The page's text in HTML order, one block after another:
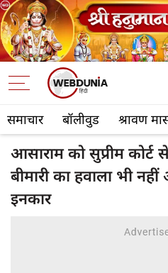
समाचार बॉलीवुड श्रावण
आसाराम को सुप्रीम
बीमारी का हवाला भी
इनकार